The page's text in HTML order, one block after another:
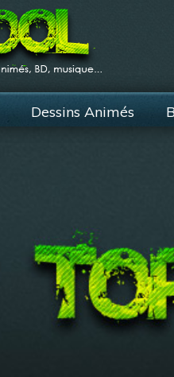
Dessins Animés